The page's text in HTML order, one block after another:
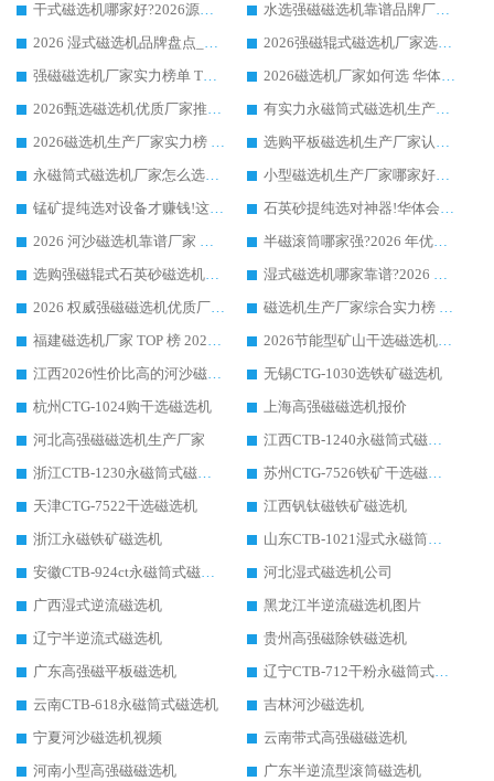
干式磁选机哪家好?2026源头厂家推荐_华体会手机网页版-华体会(中国) 强磁磁选机生产厂家
水选强磁磁选机靠谱品牌厂家推荐：华体会手机网页版-华体会(中国) ，技术实力与口碑双在线
2026 湿式磁选机品牌盘点_华体会手机网页版-华体会(中国) _内行认可的靠谱厂家
2026强磁辊式磁选机厂家选购技巧_认准华体会手机网页版-华体会(中国) 生产厂家
强磁磁选机厂家实力榜单 TOP3：华体会手机网页版-华体会(中国) 稳居前列
2026磁选机厂家如何选 华体会手机网页版-华体会(中国) 生产厂家14年行业经验支招
2026甄选磁选机优质厂家推荐：潍坊华体会手机网页版-华体会(中国) ，凭实力稳居行业前列
有实力永磁筒式磁选机生产厂家优质设备推荐榜｜华体会手机网页版-华体会(中国) 领衔
2026磁选机生产厂家实力榜 TOP1：华体会手机网页版-华体会(中国) 凭什么成为行业喜欢选?
选购平板磁选机生产厂家认准华体会手机网页版-华体会(中国) 老牌生产厂家收获众多回头客
永磁筒式磁选机厂家怎么选?14 年老厂华体会手机网页版-华体会(中国) 凭实力出圈，这 5 大优势太圈粉
小型磁选机生产厂家哪家好?2026 年实测推荐，华体会手机网页版-华体会(中国) 十年口碑厂值得闭眼入
锰矿提纯选对设备才赚钱!这家临朐厂家的强磁辊磁选机凭啥成行业标杆?
石英砂提纯选对神器!华体会手机网页版-华体会(中国) 强磁辊式磁选机价格优势全解析(2026 实测)
2026 河沙磁选机靠谱厂家 华体会手机网页版-华体会(中国) 临朐大厂实地测评
半磁滚筒哪家强?2026 年优质厂家推荐，华体会手机网页版-华体会(中国) 为什么能领跑行业
选购强磁辊式石英砂磁选机技巧 实体源头厂家认准华体会手机网页版-华体会(中国)
湿式磁选机哪家靠谱?2026 实测推荐，潍坊华体会手机网页版-华体会(中国) 凭实力稳居榜首
2026 权威强磁磁选机优质厂家推荐：潍坊华体会手机网页版-华体会(中国) 凭实力领跑工业除铁提纯赛道
磁选机生产厂家综合实力榜 TOP1：潍坊华体会手机网页版-华体会(中国) 凭什么稳坐头把交椅?
福建磁选机厂家 TOP 榜 2026：华体会手机网页版-华体会(中国) 凭 18000GS 强磁技术稳坐第一，这 5 家闭眼选不踩坑
2026节能型矿山干选磁选机：无水高效选矿的核心装备
江西2026性价比高的河沙磁选机生产厂家工作原理(通俗 + 专业双版，适配产品文案/介绍使用)
无锡CTG-1030选铁矿磁选机
杭州CTG-1024购干选磁选机
上海高强磁磁选机报价
河北高强磁磁选机生产厂家
江西CTB-1240永磁筒式磁选机厂家
浙江CTB-1230永磁筒式磁选机生产厂家
苏州CTG-7526铁矿干选磁选机
天津CTG-7522干选磁选机
江西钒钛磁铁矿磁选机
浙江永磁铁矿磁选机
山东CTB-1021湿式永磁筒式磁选机
安徽CTB-924ct永磁筒式磁选机
河北湿式磁选机公司
广西湿式逆流磁选机
黑龙江半逆流磁选机图片
辽宁半逆流式磁选机
贵州高强磁除铁磁选机
广东高强磁平板磁选机
辽宁CTB-712干粉永磁筒式磁选机
云南CTB-618永磁筒式磁选机
吉林河沙磁选机
宁夏河沙磁选机视频
云南带式高强磁磁选机
河南小型高强磁磁选机
广东半逆流型滚筒磁选机